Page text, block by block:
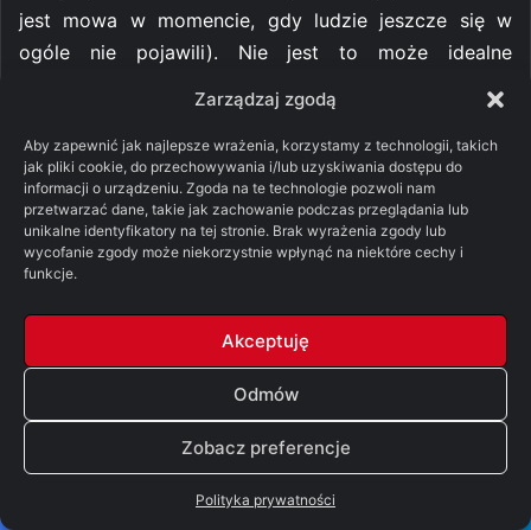
Zarządzaj zgodą
Aby zapewnić jak najlepsze wrażenia, korzystamy z technologii, takich
jak pliki cookie, do przechowywania i/lub uzyskiwania dostępu do
informacji o urządzeniu. Zgoda na te technologie pozwoli nam
przetwarzać dane, takie jak zachowanie podczas przeglądania lub
unikalne identyfikatory na tej stronie. Brak wyrażenia zgody lub
wycofanie zgody może niekorzystnie wpłynąć na niektóre cechy i
funkcje.
Akceptuję
Odmów
Zobacz preferencje
Polityka prywatności
jest mowa w momencie, gdy ludzie jeszcze się w
ogóle nie pojawili). Nie jest to może idealne
powyższe teorie są poprawne. Po prostu różne grupy
orków w różnym okresie mają różne pochodzenie i
mogą nie być w ogóle spokrewnieni z innymi. W
każdym razie w kontekście powyższego pytania
najważniejsze jest dla nas to, że każda z teorii na
temat orków (poza tą o szlamie i błocie, którą
płciowo – zresztą wiemy na pewno, że przynajmniej
Azog miał syna, który na dodatek odziedziczył jego
władzę. To z kolei nasuwa wniosek, że istnieją
orkowie-kobiety i orkowie-dzieci. Nie wiadomo,
dlaczego nie pojawiają się w samych książkach – być
może mamy tu do czynienia z podobną sytuacją jak u